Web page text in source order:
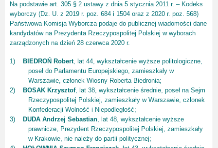
Na podstawie art. 305 § 2 ustawy z dnia 5 stycznia 2011 r. – Kodeks
wyborczy (Dz. U. z 2019 r. poz. 684 i 1504 oraz z 2020 r. poz. 568)
Państwowa Komisja Wyborcza podaje do publicznej wiadomości dane
kandydatów na Prezydenta Rzeczypospolitej Polskiej w wyborach
zarządzonych na dzień 28 czerwca 2020 r.
1) BIEDROŃ Robert, lat 44, wykształcenie wyższe politologiczne,
poseł do Parlamentu Europejskiego, zamieszkały w
Warszawie, członek Wiosny Roberta Biedronia;
2)
BOSAK Krzysztof, lat 38, wykształcenie średnie, poseł na Sejm
Rzeczypospolitej Polskiej, zamieszkały w Warszawie, członek
Konfederacji Wolność i Niepodległość;
3)
DUDA Andrzej Sebastian, lat 48, wykształcenie wyższe
prawnicze, Prezydent Rzeczypospolitej Polskiej, zamieszkały
w Krakowie, nie należy do partii politycznej;